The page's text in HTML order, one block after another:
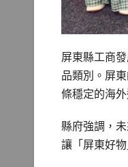
屏東縣工商
品類別。屏
條穩定的海外
縣府強調，
讓「屏東好